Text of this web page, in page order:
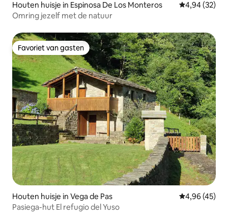
Houten huisje in Espinosa De Los Monteros Gemiddelde
4,94 (32)
Omring jezelf met de natuur
Favoriet van gasten
Favoriet van gasten
Houten huisje in Vega de Pas Gemiddelde
4,96 (45)
Pasiega-hut El refugio del Yuso